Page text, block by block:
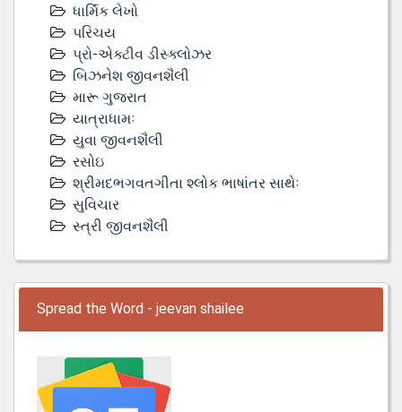
ધાર્મિક લેખો
પરિચય
પ્રો-એક્ટીવ ડીસ્‍ક્લોઝર
બિઝનેશ જીવનશૈલી
મારૂ ગુજરાત
યાત્રાધામઃ
યુવા જીવનશૈલી
રસોઇ
શ્રીમદભગવતગીતા શ્લોક ભાષાંતર સાથેઃ
સુવિચાર
સ્ત્રી જીવનશૈલી
Spread the Word - jeevan shailee